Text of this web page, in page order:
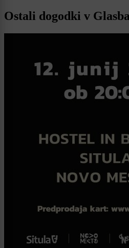
Ostali dogodki v Glasba